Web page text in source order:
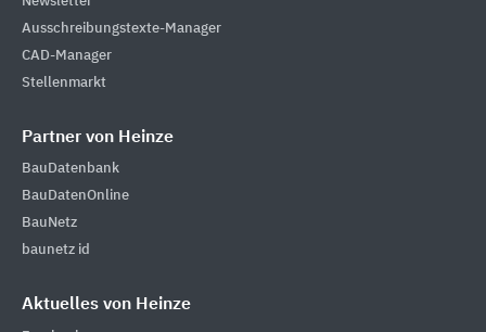
Ausschreibungstexte-Manager
CAD-Manager
Stellenmarkt
Partner von Heinze
BauDatenbank
BauDatenOnline
BauNetz
baunetz id
Aktuelles von Heinze